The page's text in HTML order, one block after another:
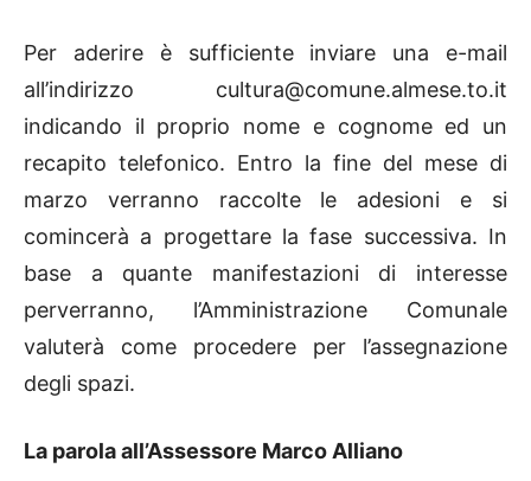
Per aderire è sufficiente inviare una e-mail
all’indirizzo cultura@comune.almese.to.it
indicando il proprio nome e cognome ed un
recapito telefonico. Entro la fine del mese di
marzo verranno raccolte le adesioni e si
comincerà a progettare la fase successiva. In
base a quante manifestazioni di interesse
perverranno, l’Amministrazione Comunale
valuterà come procedere per l’assegnazione
degli spazi.
La parola all’Assessore Marco Alliano